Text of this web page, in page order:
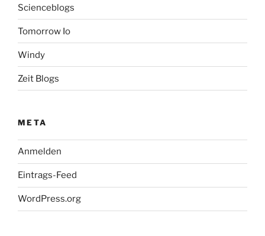
Scienceblogs
Tomorrow Io
Windy
Zeit Blogs
META
Anmelden
Eintrags-Feed
WordPress.org